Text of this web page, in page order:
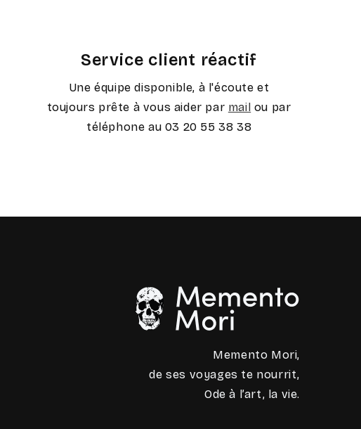
Service client réactif
Une équipe disponible, à l'écoute et
toujours prête à vous aider par mail ou par
téléphone au 03 20 55 38 38
Memento Mori,
de ses voyages te nourrit,
Ode à l’art, la vie.